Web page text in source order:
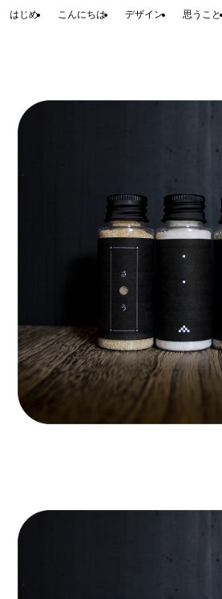
はじめ こんにちは デザイン 思うこと